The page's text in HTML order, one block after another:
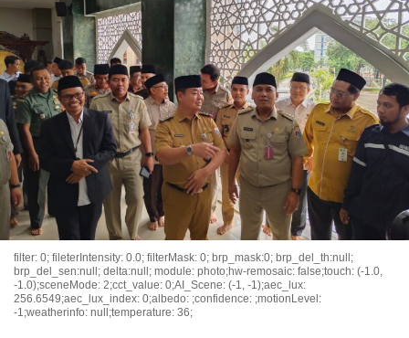
filter: 0; fileterIntensity: 0.0; filterMask: 0; brp_mask:0; brp_del_th:null;
brp_del_sen:null; delta:null; module: photo;hw-remosaic: false;touch: (-1.0,
-1.0);sceneMode: 2;cct_value: 0;AI_Scene: (-1, -1);aec_lux:
256.6549;aec_lux_index: 0;albedo: ;confidence: ;motionLevel:
-1;weatherinfo: null;temperature: 36;